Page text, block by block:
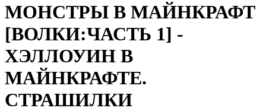
МОНСТРЫ В МАЙНКРАФТ
[ВОЛКИ:ЧАСТЬ 1] -
ХЭЛЛОУИН В
МАЙНКРАФТЕ.
СТРАШИЛКИ